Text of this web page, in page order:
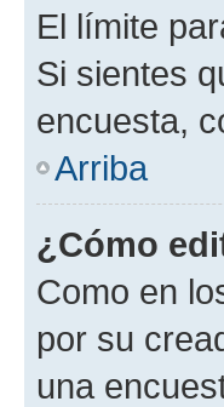
El límite
Si sientes
encuesta,
Arriba
¿Cómo
Como en
por su
una